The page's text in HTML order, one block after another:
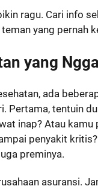
ragu. Cari info
yang pernah
yang
ada
Pertama, tentuin
inap? Atau kamu
penyakit
preminya.
asuransi.